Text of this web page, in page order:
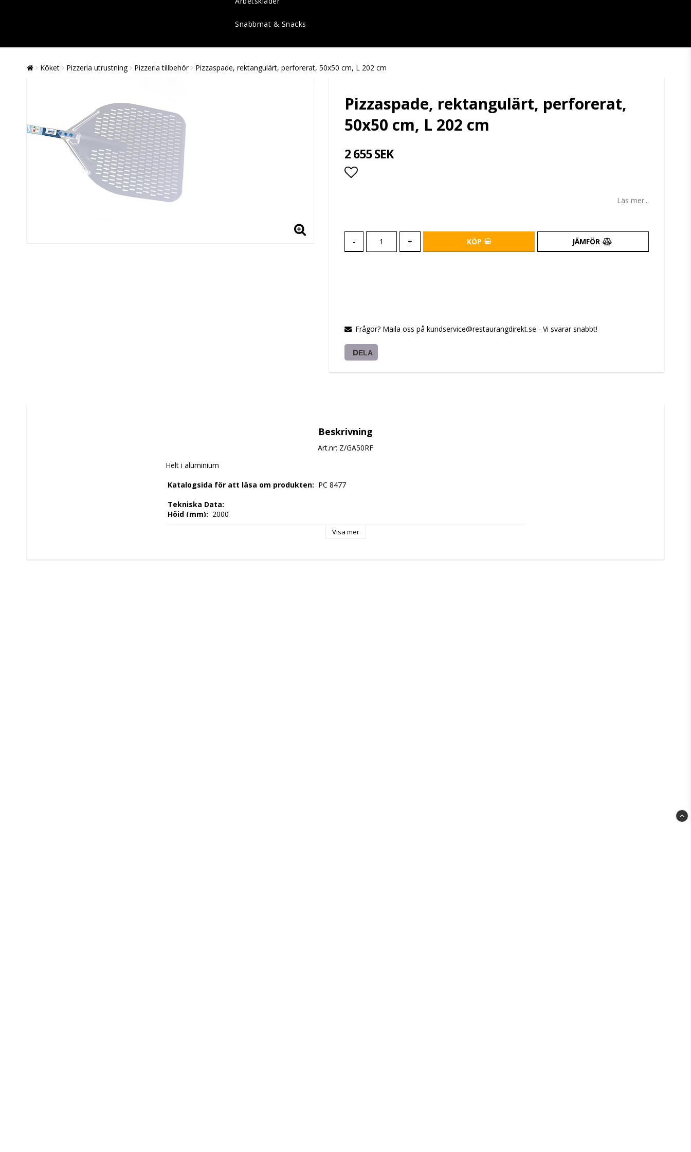
Snabbmat & Snacks
Köket Pizzeria utrustning Pizzeria tillbehör Pizzaspade, rektangulärt, perforerat, 50x50 cm, L 202 cm
Pizzaspade, rektangulärt, perforerat,
50x50 cm, L 202 cm
2 655 SEK
Läs mer...
- + KÖP JÄMFÖR
Frågor? Maila oss på kundservice@restaurangdirekt.se - Vi svarar snabbt!
DELA
Beskrivning
Art.nr: Z/GA50RF
Helt i aluminium
Katalogsida för att läsa om produkten: PC 8477
Tekniska Data:
Höjd (mm): 2000
Tillverkningsland: EU
Visa mer